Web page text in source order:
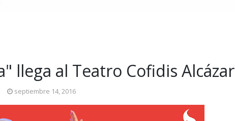
llega al Teatro Cofidis Alcázar
septiembre 14, 2016